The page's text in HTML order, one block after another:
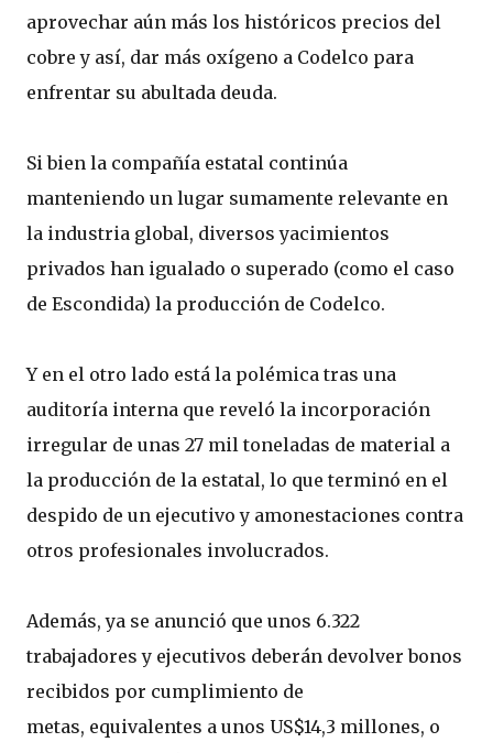
aprovechar aún más los históricos precios del
cobre y así, dar más oxígeno a Codelco para
enfrentar su abultada deuda.
Si bien la compañía estatal continúa
manteniendo un lugar sumamente relevante en
la industria global, diversos yacimientos
privados han igualado o superado (como el caso
de Escondida) la producción de Codelco.
Y en el otro lado está la polémica tras una
auditoría interna que reveló la incorporación
irregular de unas 27 mil toneladas de material a
la producción de la estatal, lo que terminó en el
despido de un ejecutivo y amonestaciones contra
otros profesionales involucrados.
Además, ya se anunció que unos 6.322
trabajadores y ejecutivos deberán devolver bonos
recibidos por cumplimiento de
metas, equivalentes a unos US$14,3 millones, o